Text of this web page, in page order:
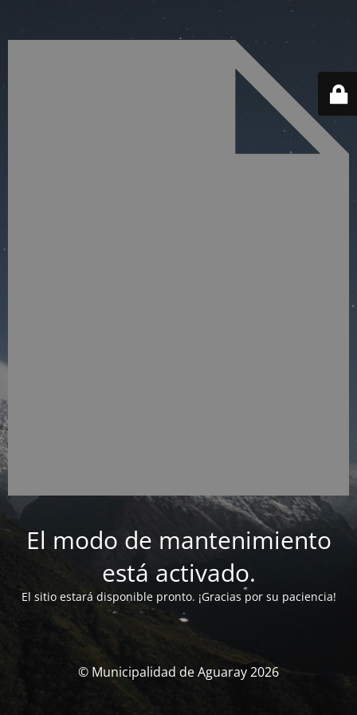
El modo de mantenimiento
está activado.
El sitio estará disponible pronto. ¡Gracias por su paciencia!
© Municipalidad de Aguaray 2026